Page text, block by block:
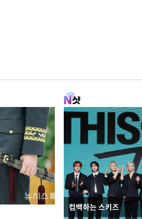
컴백하는 스키즈
홈플러스, 67개 점포